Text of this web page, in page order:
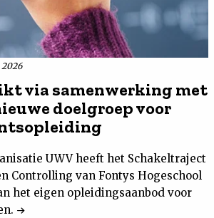
via samenwerking met
doelgroep voor
UWV heeft het Schakeltraject
Controlling van Fontys Hogeschool
het eigen opleidingsaanbod voor